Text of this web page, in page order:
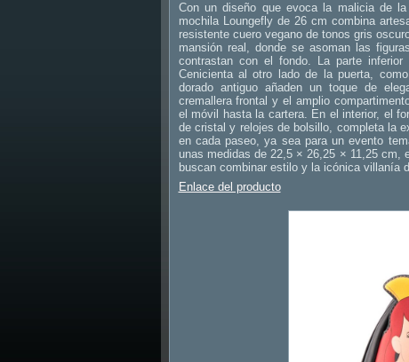
Con un diseño que evoca la malicia de
mochila Loungefly de 26 cm combina
resistente cuero vegano de tonos gris
mansión real, donde se asoman las
contrastan con el fondo. La parte
Cenicienta al otro lado de la puerta,
dorado antiguo añaden un toque de
cremallera frontal y el amplio
el móvil hasta la cartera. En el interior, el
de cristal y relojes de bolsillo, completa la
en cada paseo, ya sea para un evento
unas medidas de 22,5 × 26,25 × 11,25 cm,
buscan combinar estilo y la icónica villanía
Enlace del producto